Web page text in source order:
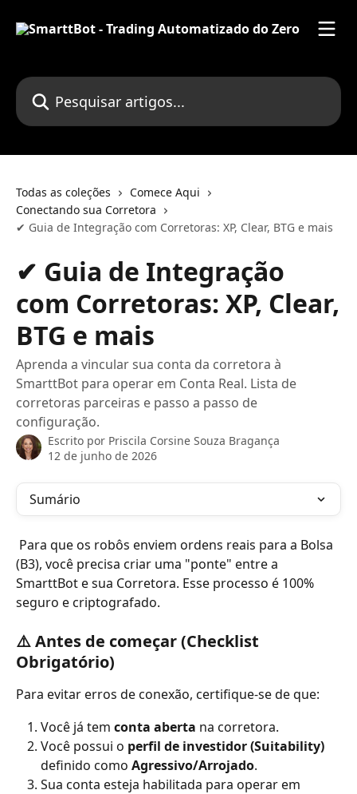
Pesquisar artigos...
Todas as coleções
Comece Aqui
Conectando sua Corretora
✔ Guia de Integração com Corretoras: XP, Clear, BTG e mais
✔ Guia de Integração
com Corretoras: XP, Clear,
BTG e mais
Aprenda a vincular sua conta da corretora à
SmarttBot para operar em Conta Real. Lista de
corretoras parceiras e passo a passo de
configuração.
Escrito por Priscila Corsine Souza Bragança
12 de junho de 2026
Sumário
(B3), você precisa criar uma "ponte" entre a
SmarttBot e sua Corretora. Esse processo é 100%
seguro e criptografado.
⚠️ Antes de começar (Checklist
Obrigatório)
Para evitar erros de conexão, certifique-se de que:
Você já tem conta aberta na corretora.
Você possui o perfil de investidor (Suitability)
definido como Agressivo/Arrojado.
Sua conta esteja habilitada para operar em